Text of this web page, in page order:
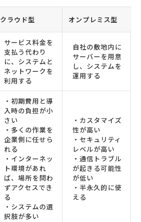
クラウド型 オンプレミス型
サービス料金を
支払う代わり
に、システムと
ネットワークを
利用する
自社の敷地内に
サーバーを用意
し、システムを
運用する
・初期費用と導
入時の負担が小
さい
・多くの作業を
企業側に任せら
れる
・インターネッ
ト環境があれ
ば、場所を問わ
ずアクセスでき
る
・システムの選
択肢が多い
・カスタマイズ
性が高い
・セキュリティ
レベルが高い
・通信トラブル
が起きる可能性
が低い
・半永久的に使
える